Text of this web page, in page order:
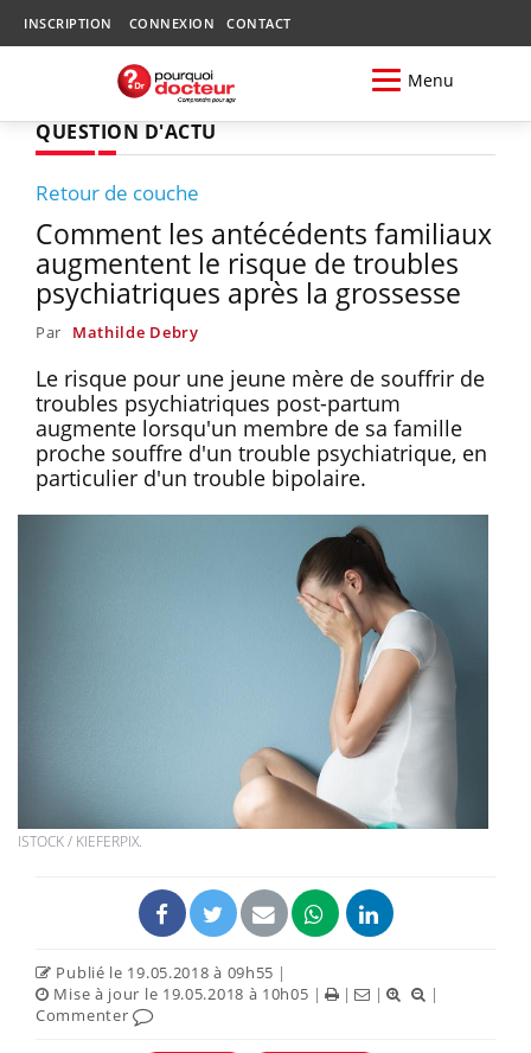
INSCRIPTION CONNEXION CONTACT
Menu
QUESTION D'ACTU
Retour de couche
Comment les antécédents familiaux
augmentent le risque de troubles
psychiatriques après la grossesse
Par Mathilde Debry
Le risque pour une jeune mère de souffrir de
troubles psychiatriques post-partum
augmente lorsqu'un membre de sa famille
proche souffre d'un trouble psychiatrique, en
particulier d'un trouble bipolaire.
ISTOCK / KIEFERPIX.
Publié le 19.05.2018 à 09h55 |
Mise à jour le 19.05.2018 à 10h05 | | |
|
Commenter